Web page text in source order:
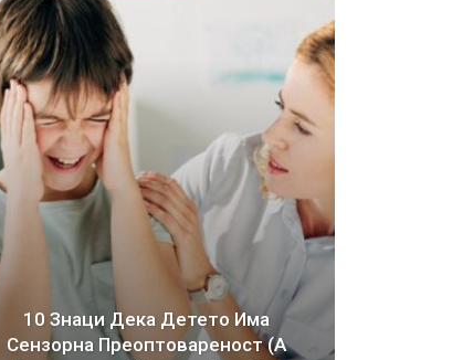
10 Знаци Дека Детето Има
Сензорна Преоптовареност (а